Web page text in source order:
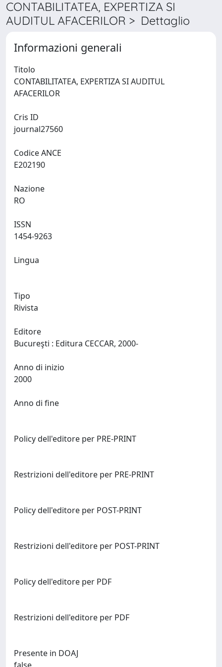
CONTABILITATEA, EXPERTIZA SI
AUDITUL AFACERILOR > Dettaglio
Informazioni generali
Titolo
CONTABILITATEA, EXPERTIZA SI AUDITUL
Cris ID
Codice ANCE
Nazione
ISSN
Lingua
Tipo
Rivista
Editore
Anno di inizio
Anno di fine
Policy dell'editore per PRE-PRINT
Restrizioni dell'editore per PRE-PRINT
Policy dell'editore per POST-PRINT
Restrizioni dell'editore per POST-PRINT
Policy dell'editore per PDF
Restrizioni dell'editore per PDF
Presente in DOAJ